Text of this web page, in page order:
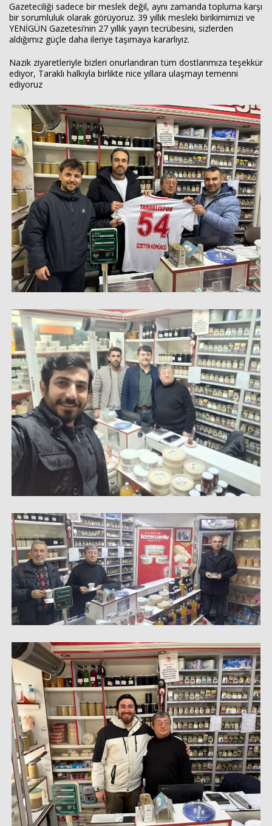
Gazeteciliği sadece bir meslek değil, aynı zamanda topluma karşı
bir sorumluluk olarak görüyoruz. 39 yıllık mesleki birikimimizi ve
YENİGÜN Gazetesi’nin 27 yıllık yayın tecrübesini, sizlerden
aldığımız güçle daha ileriye taşımaya kararlıyız.
Nazik ziyaretleriyle bizleri onurlandıran tüm dostlarımıza teşekkür
ediyor, Taraklı halkıyla birlikte nice yıllara ulaşmayı temenni
ediyoruz